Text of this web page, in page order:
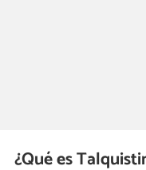
¿Qué es